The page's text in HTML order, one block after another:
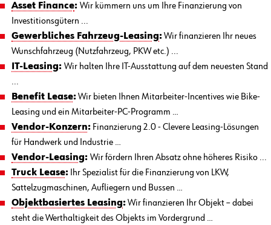
Asset Finance:Wir kümmern uns um Ihre Finanzierung von
Investitionsgütern ...
Gewerbliches Fahrzeug-Leasing:Wir finanzieren Ihr neues
Wunschfahrzeug (Nutzfahrzeug, PKW etc.) ...
IT-Leasing:Wir halten Ihre IT-Ausstattung auf dem neuesten Stand
...
Benefit Lease:Wir bieten Ihnen Mitarbeiter-Incentives wie Bike-
Leasing und ein Mitarbeiter-PC-Programm …
Vendor-Konzern: Finanzierung 2.0 - Clevere Leasing-Lösungen
für Handwerk und Industrie …
Vendor-Leasing:Wir fördern Ihren Absatz ohne höheres Risiko ...
Truck Lease: Ihr Spezialist für die Finanzierung von LKW,
Sattelzugmaschinen, Aufliegern und Bussen …
Objektbasiertes Leasing:Wir finanzieren Ihr Objekt – dabei
steht die Werthaltigkeit des Objekts im Vordergrund …